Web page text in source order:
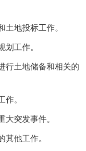
地投标工作。
工作。
土地储备和相关的
。
突发事件。
他工作。